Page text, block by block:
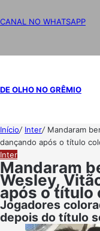
CANAL NO WHATSAPP
DE OLHO NO GRÊMIO
Início/ Inter/ Mandaram
dançando após o título
Inter
Mandaram
Wesley,
após o título
Jogadores
depois do título